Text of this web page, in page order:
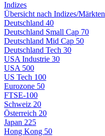
Indizes
Übersicht nach Indizes/Märkten
Deutschland 40
Deutschland Small Cap 70
Deutschland Mid Cap 50
Deutschland Tech 30
USA Industrie 30
USA 500
US Tech 100
Eurozone 50
FTSE-100
Schweiz 20
Österreich 20
Japan 225
Hong Kong 50